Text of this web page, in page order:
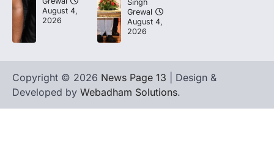
August 4,
2026
Singh
Grewal
August 4,
2026
Copyright © 2026 News Page 13 | Design &
Developed by Webadham Solutions.